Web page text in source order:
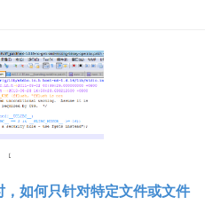
如何只针对特定文件或文件